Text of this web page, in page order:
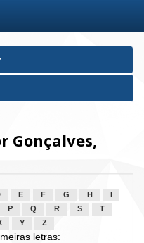
Gonçalves,
E F G H
P Q R S
T
Y Z
letras: